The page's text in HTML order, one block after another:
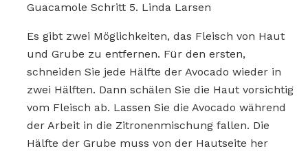
Guacamole Schritt 5. Linda Larsen
Es gibt zwei Möglichkeiten, das Fleisch von Haut
und Grube zu entfernen. Für den ersten,
schneiden Sie jede Hälfte der Avocado wieder in
zwei Hälften. Dann schälen Sie die Haut vorsichtig
vom Fleisch ab. Lassen Sie die Avocado während
der Arbeit in die Zitronenmischung fallen. Die
Hälfte der Grube muss von der Hautseite her